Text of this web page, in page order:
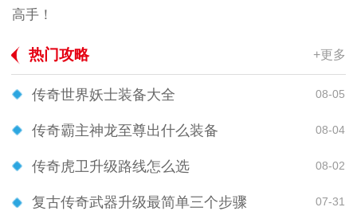
高手！
热门攻略 +更多
传奇世界妖士装备大全 08-05
传奇霸主神龙至尊出什么装备 08-04
传奇虎卫升级路线怎么选 08-02
复古传奇武器升级最简单三个步骤 07-31